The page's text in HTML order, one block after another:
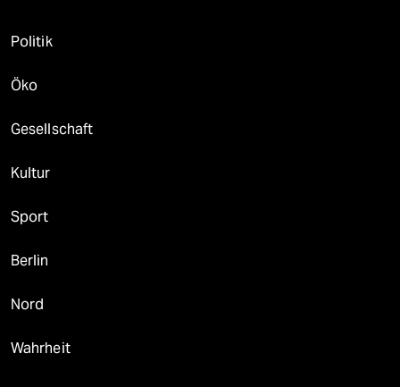
Politik
Öko
Gesellschaft
Kultur
Sport
Berlin
Nord
Wahrheit